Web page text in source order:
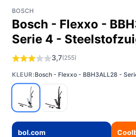
BOSCH
Bosch - Flexxo -
Serie 4 -
3,7(255)
KLEUR:Bosch - Flexxo - BBH3ALL28 -
bol.com